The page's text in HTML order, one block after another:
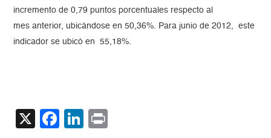
incremento de 0,79 puntos porcentuales respecto al
mes anterior, ubicándose en 50,36%. Para junio de 2012, este
indicador se ubicó en 55,18%.
X Facebook
LinkedIn